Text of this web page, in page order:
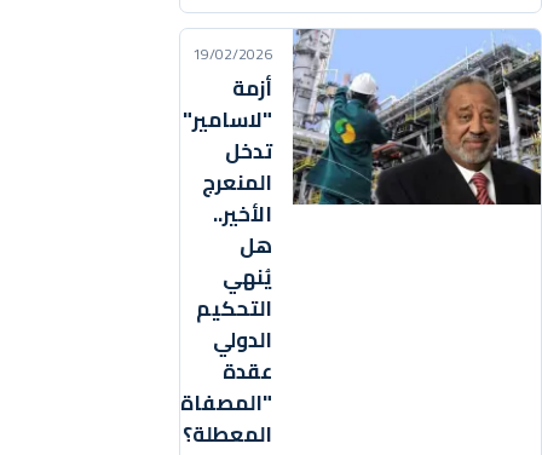
19/02/2026
أزمة
"لاسامير"
تدخل
المنعرج
الأخير..
هل
يُنهي
التحكيم
الدولي
عقدة
"المصفاة"
المعطلة؟